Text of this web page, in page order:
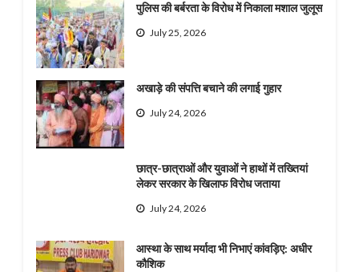
पुलिस की बर्बरता के विरोध में निकाला मशाल जुलूस
July 25, 2026
अखाड़े की संपत्ति बचाने की लगाई गुहार
July 24, 2026
छात्र-छात्राओं और युवाओं ने हाथों में तख्तियां
लेकर सरकार के खिलाफ विरोध जताया
July 24, 2026
आस्था के साथ मर्यादा भी निभाएं कांवड़िए: अधीर
कौशिक